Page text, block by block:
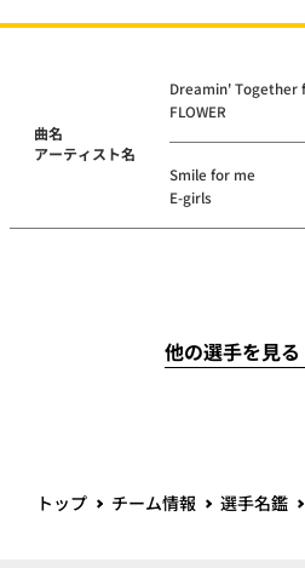
曲名
アーティスト名
Dreamin' Together
FLOWER
Smile for me
E-girls
トップ チーム情報 選手名鑑